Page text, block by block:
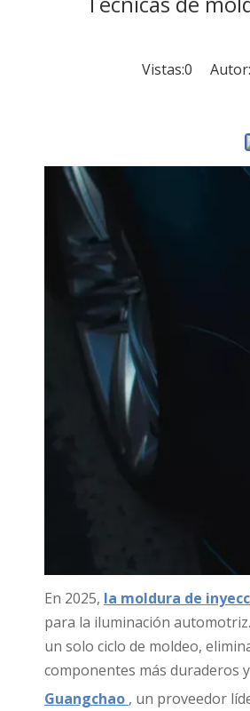
Vistas:0
En 2025, la moldura de
para la iluminación
un solo ciclo de moldeo,
componentes más duraderos
Guangchao , un proveedor